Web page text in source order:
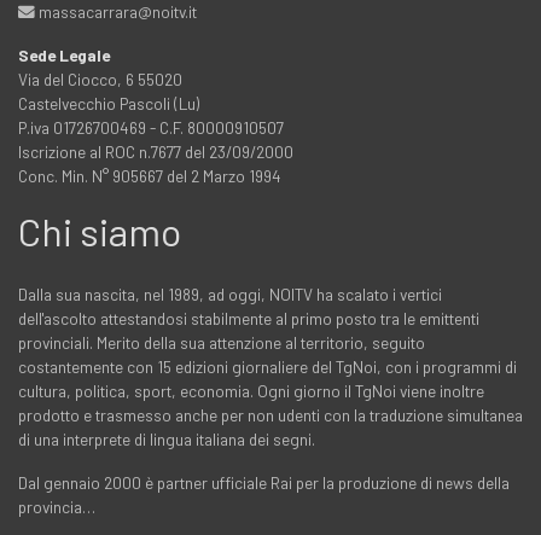
massacarrara@noitv.it
Sede Legale
Via del Ciocco, 6 55020
Castelvecchio Pascoli (Lu)
P.iva 01726700469 - C.F. 80000910507
Iscrizione al ROC n.7677 del 23/09/2000
Conc. Min. N° 905667 del 2 Marzo 1994
Chi siamo
Dalla sua nascita, nel 1989, ad oggi, NOITV ha scalato i vertici
dell'ascolto attestandosi stabilmente al primo posto tra le emittenti
provinciali. Merito della sua attenzione al territorio, seguito
costantemente con 15 edizioni giornaliere del TgNoi, con i programmi di
cultura, politica, sport, economia. Ogni giorno il TgNoi viene inoltre
prodotto e trasmesso anche per non udenti con la traduzione simultanea
di una interprete di lingua italiana dei segni.
Dal gennaio 2000 è partner ufficiale Rai per la produzione di news della
provincia…